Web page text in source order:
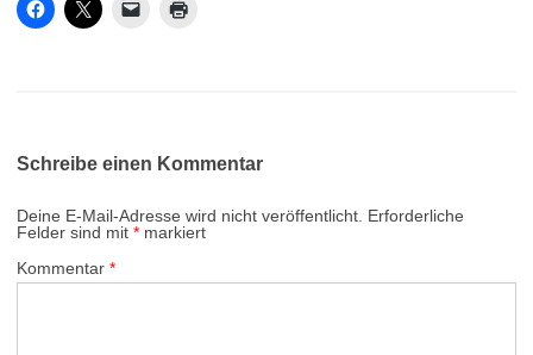
Schreibe einen Kommentar
Deine E-Mail-Adresse wird nicht veröffentlicht. Erforderliche
Felder sind mit * markiert
Kommentar *